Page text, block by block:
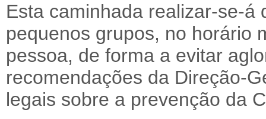
Esta caminhada realizar-se-á
pequenos grupos, no horário
pessoa, de forma a evitar
recomendações da Direção-
legais sobre a prevenção da